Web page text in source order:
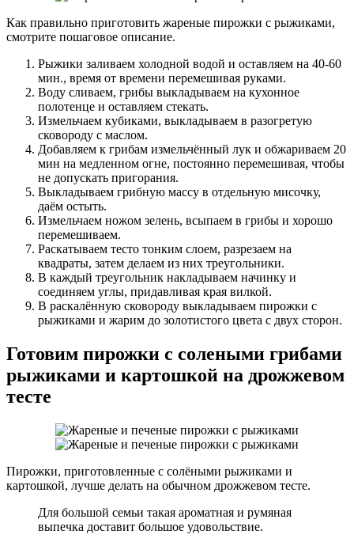
Как правильно приготовить жареные пирожки с рыжиками,
смотрите пошаговое описание.
Рыжики заливаем холодной водой и оставляем на 40-60
мин., время от времени перемешивая руками.
Воду сливаем, грибы выкладываем на кухонное
полотенце и оставляем стекать.
Измельчаем кубиками, выкладываем в разогретую
сковороду с маслом.
Добавляем к грибам измельчённый лук и обжариваем 20
мин на медленном огне, постоянно перемешивая, чтобы
не допускать пригорания.
Выкладываем грибную массу в отдельную мисочку,
даём остыть.
Измельчаем ножом зелень, всыпаем в грибы и хорошо
перемешиваем.
Раскатываем тесто тонким слоем, разрезаем на
квадраты, затем делаем из них треугольники.
В каждый треугольник накладываем начинку и
соединяем углы, придавливая края вилкой.
В раскалённую сковороду выкладываем пирожки с
рыжиками и жарим до золотистого цвета с двух сторон.
Готовим пирожки с солеными грибами
рыжиками и картошкой на дрожжевом
тесте
Пирожки, приготовленные с солёными рыжиками и
картошкой, лучше делать на обычном дрожжевом тесте.
Для большой семьи такая ароматная и румяная
выпечка доставит большое удовольствие.